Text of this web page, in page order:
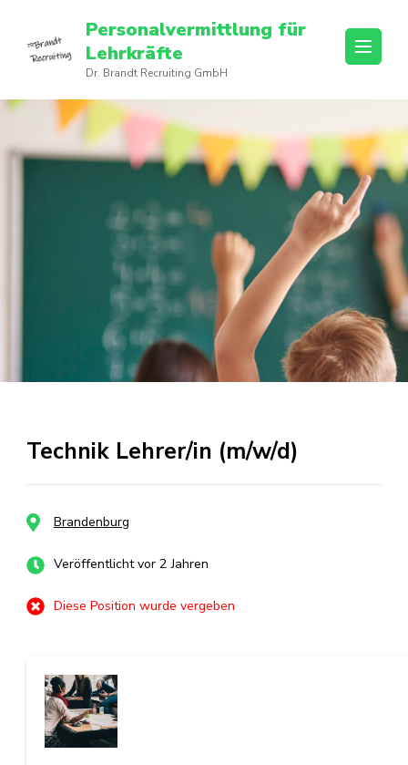
Personalvermittlung für
Lehrkräfte
Dr. Brandt Recruiting GmbH
Technik Lehrer/in (m/w/d)
Brandenburg
Veröffentlicht vor 2 Jahren
Diese Position wurde vergeben